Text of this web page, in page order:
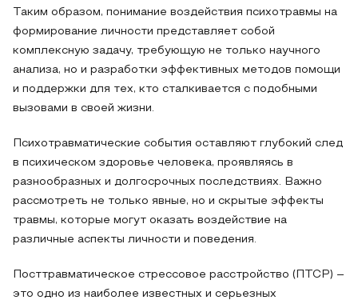
Таким образом, понимание воздействия психотравмы на
формирование личности представляет собой
комплексную задачу, требующую не только научного
анализа, но и разработки эффективных методов помощи
и поддержки для тех, кто сталкивается с подобными
вызовами в своей жизни.
Психотравматические события оставляют глубокий след
в психическом здоровье человека, проявляясь в
разнообразных и долгосрочных последствиях. Важно
рассмотреть не только явные, но и скрытые эффекты
травмы, которые могут оказать воздействие на
различные аспекты личности и поведения.
Посттравматическое стрессовое расстройство (ПТСР) –
это одно из наиболее известных и серьезных